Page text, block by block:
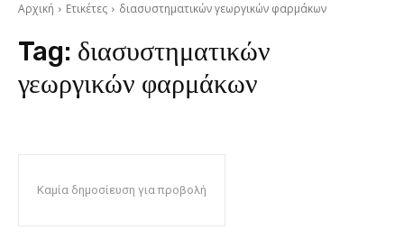
Αρχική Ετικέτες διασυστηματικών γεωργικών φαρμάκων
Tag: διασυστηματικών
γεωργικών φαρμάκων
Καμία δημοσίευση για προβολή